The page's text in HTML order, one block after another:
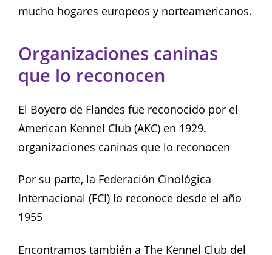
mucho hogares europeos y norteamericanos.
Organizaciones caninas
que lo reconocen
El Boyero de Flandes fue reconocido por el
American Kennel Club (AKC) en 1929.
organizaciones caninas que lo reconocen
Por su parte, la Federación Cinológica
Internacional (FCI) lo reconoce desde el año
1955
Encontramos también a The Kennel Club del